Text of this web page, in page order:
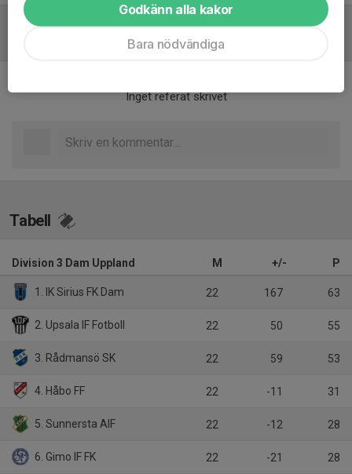
Inget referat skrivet
Tabell
Division 3 Dam Uppland M +/- P
1. IK Sirius FK Dam 22 167 63
2. Upsala IF Fotboll 22 50 55
3. Rådmansö SK 22 59 53
4. Håbo FF 22 -11 31
5. Sunnersta AIF 22 -12 28
6. Gimo IF FK 22 -21 28
Godkänn alla kakor
Bara nödvändiga